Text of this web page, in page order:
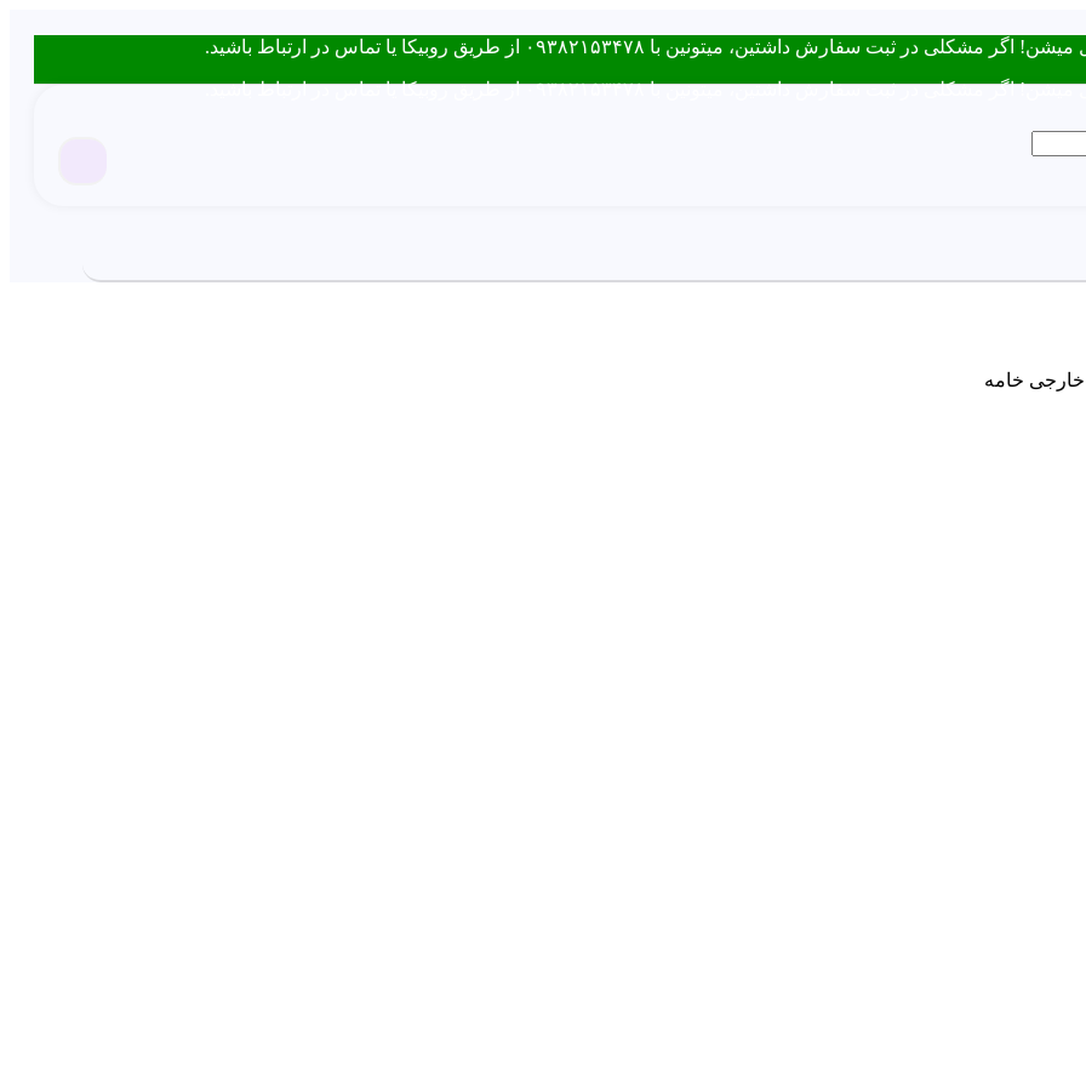
داشتین، میتونین با ۰۹۳۸۲۱۵۳۴۷۸ از طریق روبیکا یا تماس در ارتباط باشید.
داشتین، میتونین با ۰۹۳۸۲۱۵۳۴۷۸ از طریق روبیکا یا تماس در ارتباط باشید.
خامه